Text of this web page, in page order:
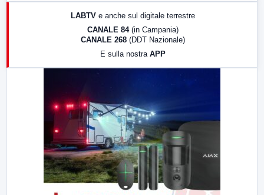
LABTV e anche sul digitale terrestre
CANALE 84 (in Campania)
CANALE 268 (DDT Nazionale)
E sulla nostra APP